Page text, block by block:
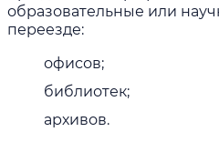
образовательные или
переезде:
офисов;
библиотек;
архивов.